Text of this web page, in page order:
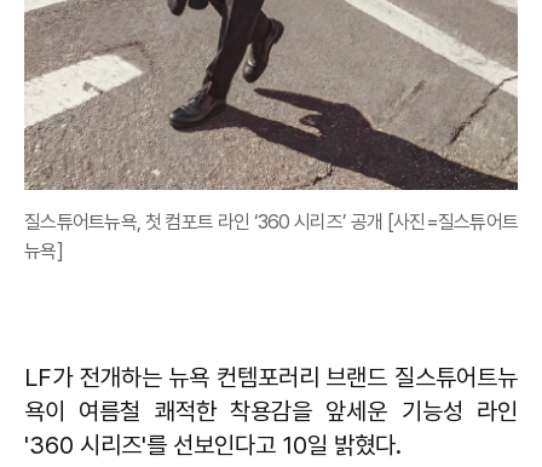
질스튜어트뉴욕, 첫 컴포트 라인 ‘360 시리즈’ 공개 [사진=질스튜어트
뉴욕]
LF가 전개하는 뉴욕 컨템포러리 브랜드 질스튜어트뉴
욕이 여름철 쾌적한 착용감을 앞세운 기능성 라인
'360 시리즈'를 선보인다고 10일 밝혔다.